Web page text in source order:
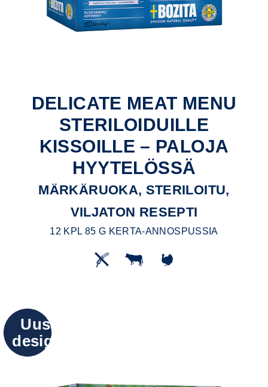
DELICATE MEAT MENU
STERILOIDUILLE
KISSOILLE – PALOJA
HYYTELÖSSÄ
MÄRKÄRUOKA, STERILOITU,
VILJATON RESEPTI
12 KPL 85 G KERTA-ANNOSPUSSIA
Uusi
design